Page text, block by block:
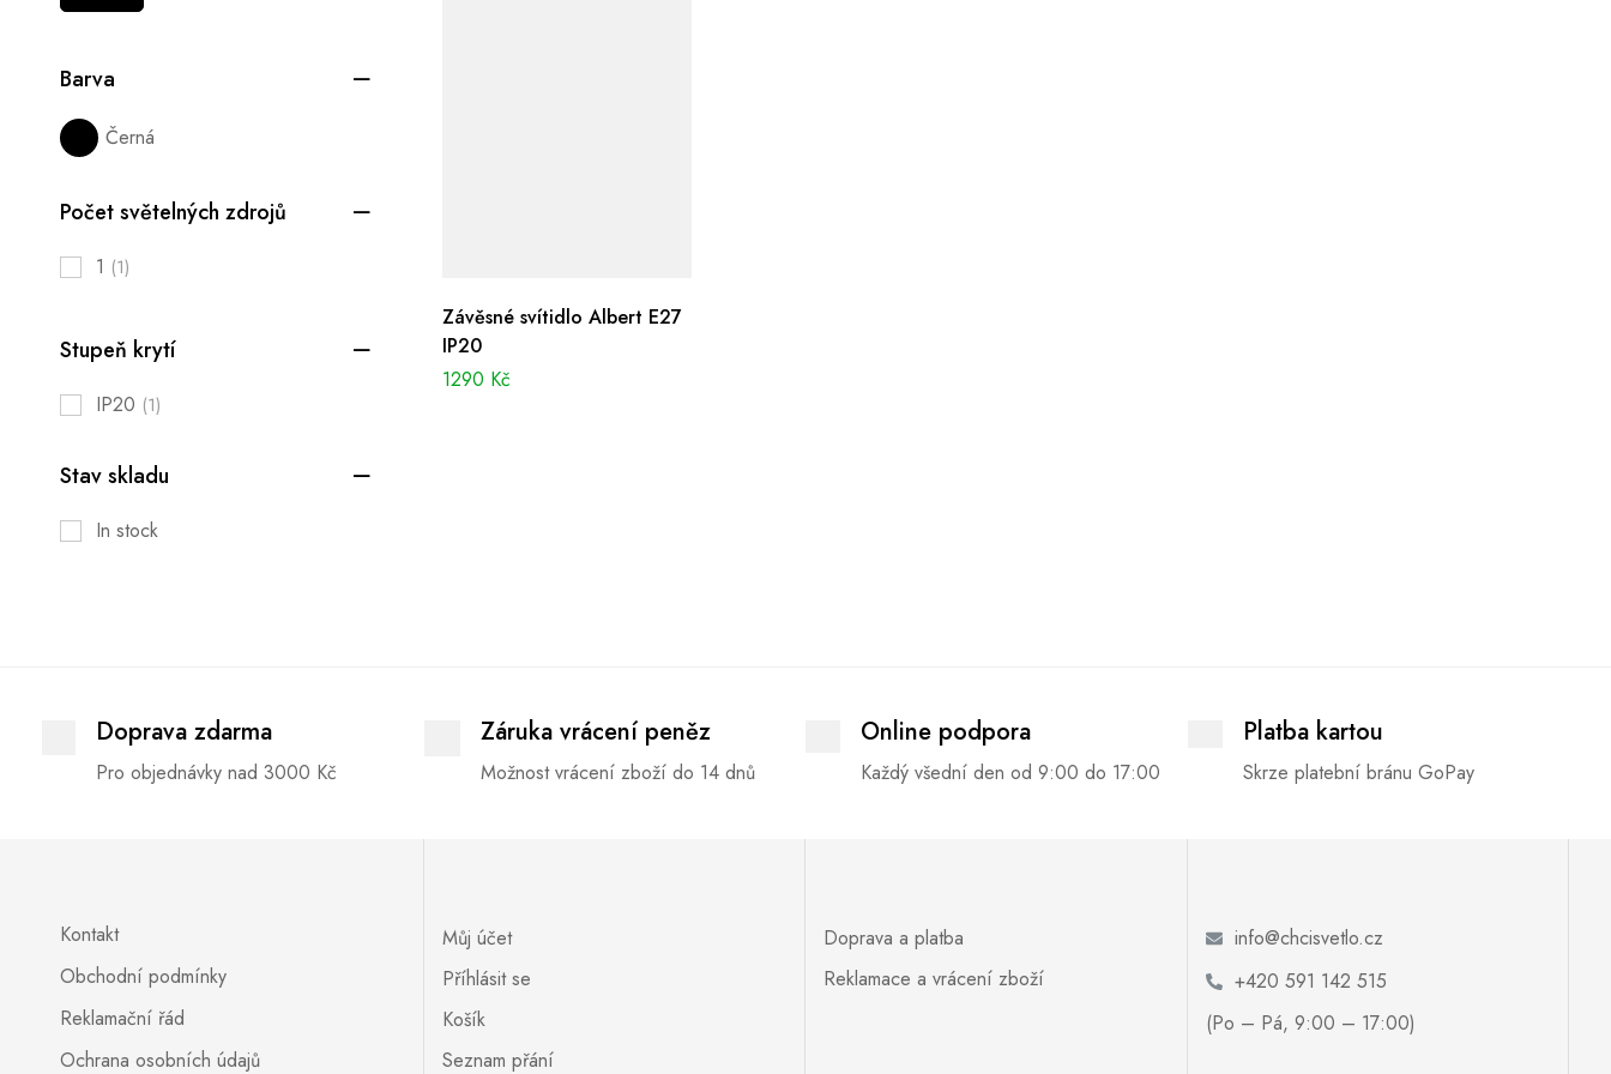
Barva
Černá
Počet světelných zdrojů
1 (1)
Stupeň krytí
IP20 (1)
Stav skladu
In stock
Závěsné svítidlo Albert E27
IP20
1290 Kč
Doprava zdarma
Pro objednávky nad 3000 Kč
Záruka vrácení peněz
Možnost vrácení zboží do 14 dnů
Online podpora
Každý všední den od 9:00 do 17:00
Platba kartou
Skrze platební bránu GoPay
Kontakt
Obchodní podmínky
Reklamační řád
Ochrana osobních údajů
Můj účet
Příhlásit se
Košík
Seznam přání
Doprava a platba
Reklamace a vrácení zboží
info@chcisvetlo.cz
+420 591 142 515
(Po – Pá, 9:00 – 17:00)